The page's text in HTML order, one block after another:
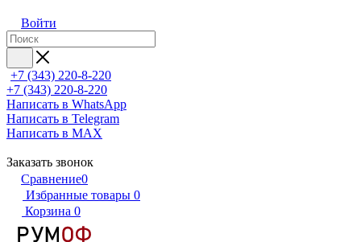
Войти
+7 (343) 220-8-220
+7 (343) 220-8-220
Написать в WhatsApp
Написать в Telegram
Написать в MAX
Заказать звонок
Сравнение0
Избранные товары 0
Корзина 0